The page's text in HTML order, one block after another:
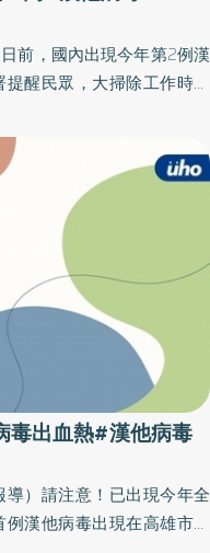
，是預防漢他病毒最有效
吃攤、市場、食品工廠等業
中的鼠類，並採取相關防
疾管署呼籲，民眾平時應
死角，例如清理老鼠容易窩
須清理，應先配戴口罩及橡
，待消毒作用30分鐘後再
前，國內出現今年第2例漢
醒民眾，大掃除工作時，
角，以免養鼠為患。個案
例感染個案為北部從事環
中因出現發燒、肌肉關節
感染漢他病毒出血熱，所
無疑似症狀。衛生單位於
，並加強民眾環境衛生及
的風險。市場、夜市工作
，我國每年約有0～2例零
毒出血熱確定病例，其中
危險群。漢他病毒出血熱是
不會藉由人傳人感染。在
老鼠，人一旦吸入或接觸
或被帶病毒的動物咬傷，
，症狀包括發燒、腹痛、
犯腎臟。清理鼠糞要當心
毒出血熱#漢他病毒
導）請注意！已出現今年全
漢他病毒出現在高雄市前